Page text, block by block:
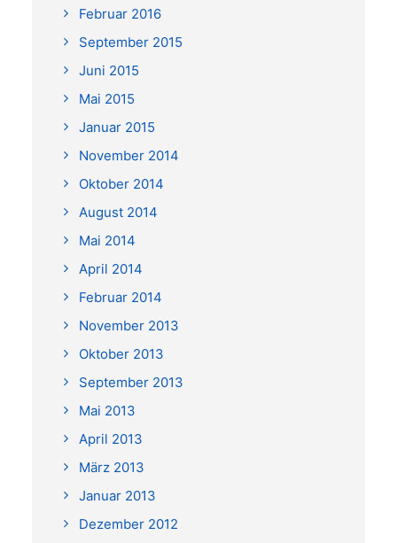
Februar 2016
September 2015
Juni 2015
Mai 2015
Januar 2015
November 2014
Oktober 2014
August 2014
Mai 2014
April 2014
Februar 2014
November 2013
Oktober 2013
September 2013
Mai 2013
April 2013
März 2013
Januar 2013
Dezember 2012